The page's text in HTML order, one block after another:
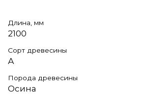
Длина, мм
2100
Сорт древесины
А
Порода древесины
Осина